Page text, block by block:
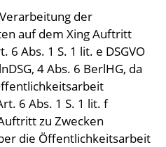
der
auf dem Xing Auftritt
6 Abs. 1 S. 1 lit. e DSGVO
4 Abs. 6 BerlHG, da
6 Abs. 1 S. 1 lit. f
zu Zwecken
die Öffentlichkeitsarbeit